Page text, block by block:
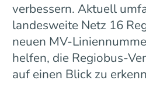
verbessern. Aktuell
landesweite Netz 16
neuen MV-
helfen, die Regiobus-
auf einen Blick zu